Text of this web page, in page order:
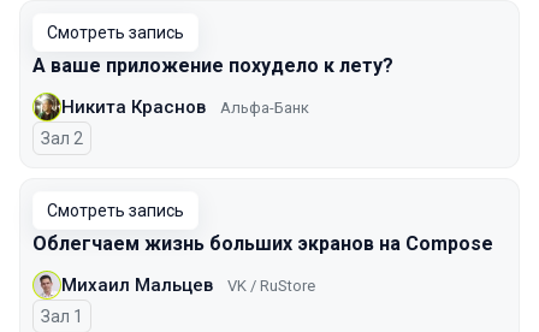
Смотреть запись
А ваше приложение похудело к лету?
Никита Краснов Альфа-Банк
Зал 2
Смотреть запись
Облегчаем жизнь больших экранов на Compose
Михаил Мальцев VK / RuStore
Зал 1